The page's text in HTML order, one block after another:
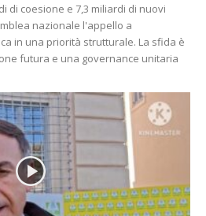
di coesione e 7,3 miliardi di nuovi
nazionale l'appello a
in una priorità strutturale. La sfida è
futura e una governance unitaria